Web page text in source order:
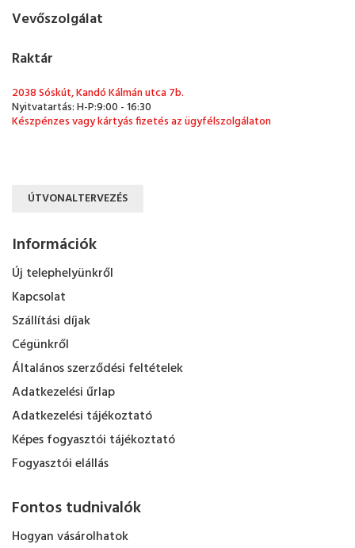
Vevőszolgálat
Raktár
2038 Sóskút, Kandó Kálmán utca 7b.
Nyitvatartás: H-P:9:00 - 16:30
Készpénzes vagy kártyás fizetés az ügyfélszolgálaton
ÚTVONALTERVEZÉS
Információk
Új telephelyünkről
Kapcsolat
Szállítási díjak
Cégünkről
Általános szerződési feltételek
Adatkezelési űrlap
Adatkezelési tájékoztató
Képes fogyasztói tájékoztató
Fogyasztói elállás
Fontos tudnivalók
Hogyan vásárolhatok